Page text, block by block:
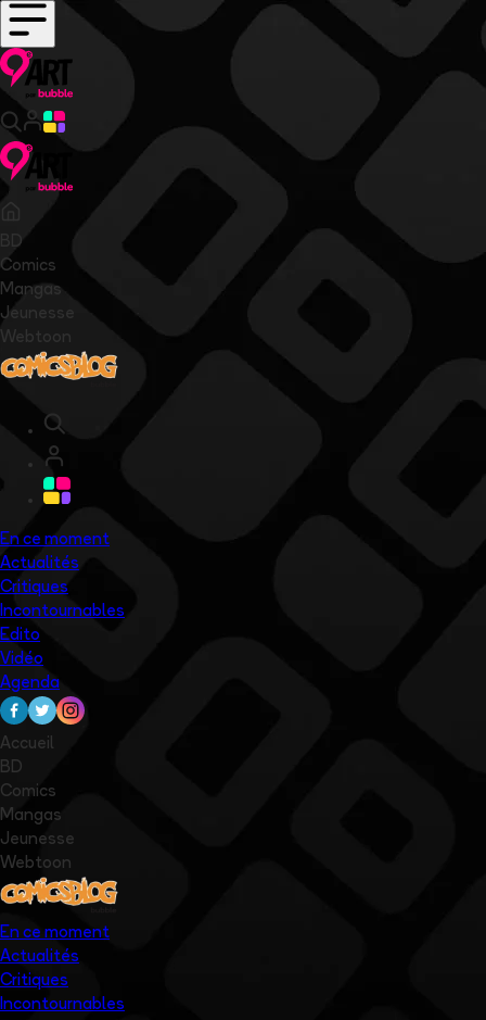
BD
Comics
Mangas
Jeunesse
Webtoon
En ce moment
Actualités
Critiques
Incontournables
Edito
Vidéo
Agenda
Accueil
BD
Comics
Mangas
Jeunesse
Webtoon
En ce moment
Actualités
Critiques
Incontournables